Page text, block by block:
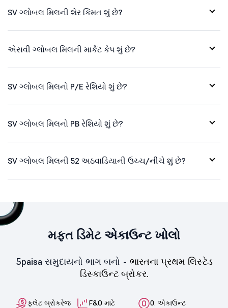
SV ગ્લોબલ મિલની શેર કિંમત શું છે?
એસવી ગ્લોબલ મિલની માર્કેટ કેપ શું છે?
SV ગ્લોબલ મિલનો P/E રેશિયો શું છે?
SV ગ્લોબલ મિલનો PB રેશિયો શું છે?
SV ગ્લોબલ મિલની 52 અઠવાડિયાની ઉચ્ચ/નીચે શું છે?
મફત ડિમેટ એકાઉન્ટ ખોલો
5paisa સમુદાયનો ભાગ બનો - ભારતના પ્રથમ લિસ્ટેડ
ડિસ્કાઉન્ટ બ્રોકર.
ફ્લેટ બ્રોકરેજ
F&O માટે
0. એકાઉન્ટ